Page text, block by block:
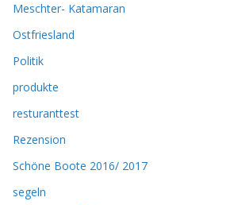
Meschter- Katamaran
Ostfriesland
Politik
produkte
resturanttest
Rezension
Schöne Boote 2016/ 2017
segeln